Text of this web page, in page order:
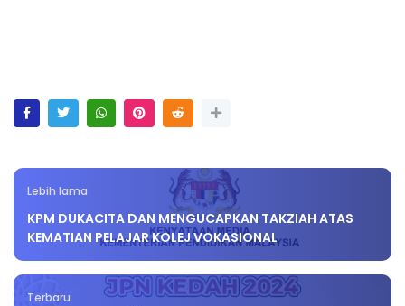
Lebih lama
KPM DUKACITA DAN MENGUCAPKAN TAKZIAH ATAS
KEMATIAN PELAJAR KOLEJ VOKASIONAL
Terbaru